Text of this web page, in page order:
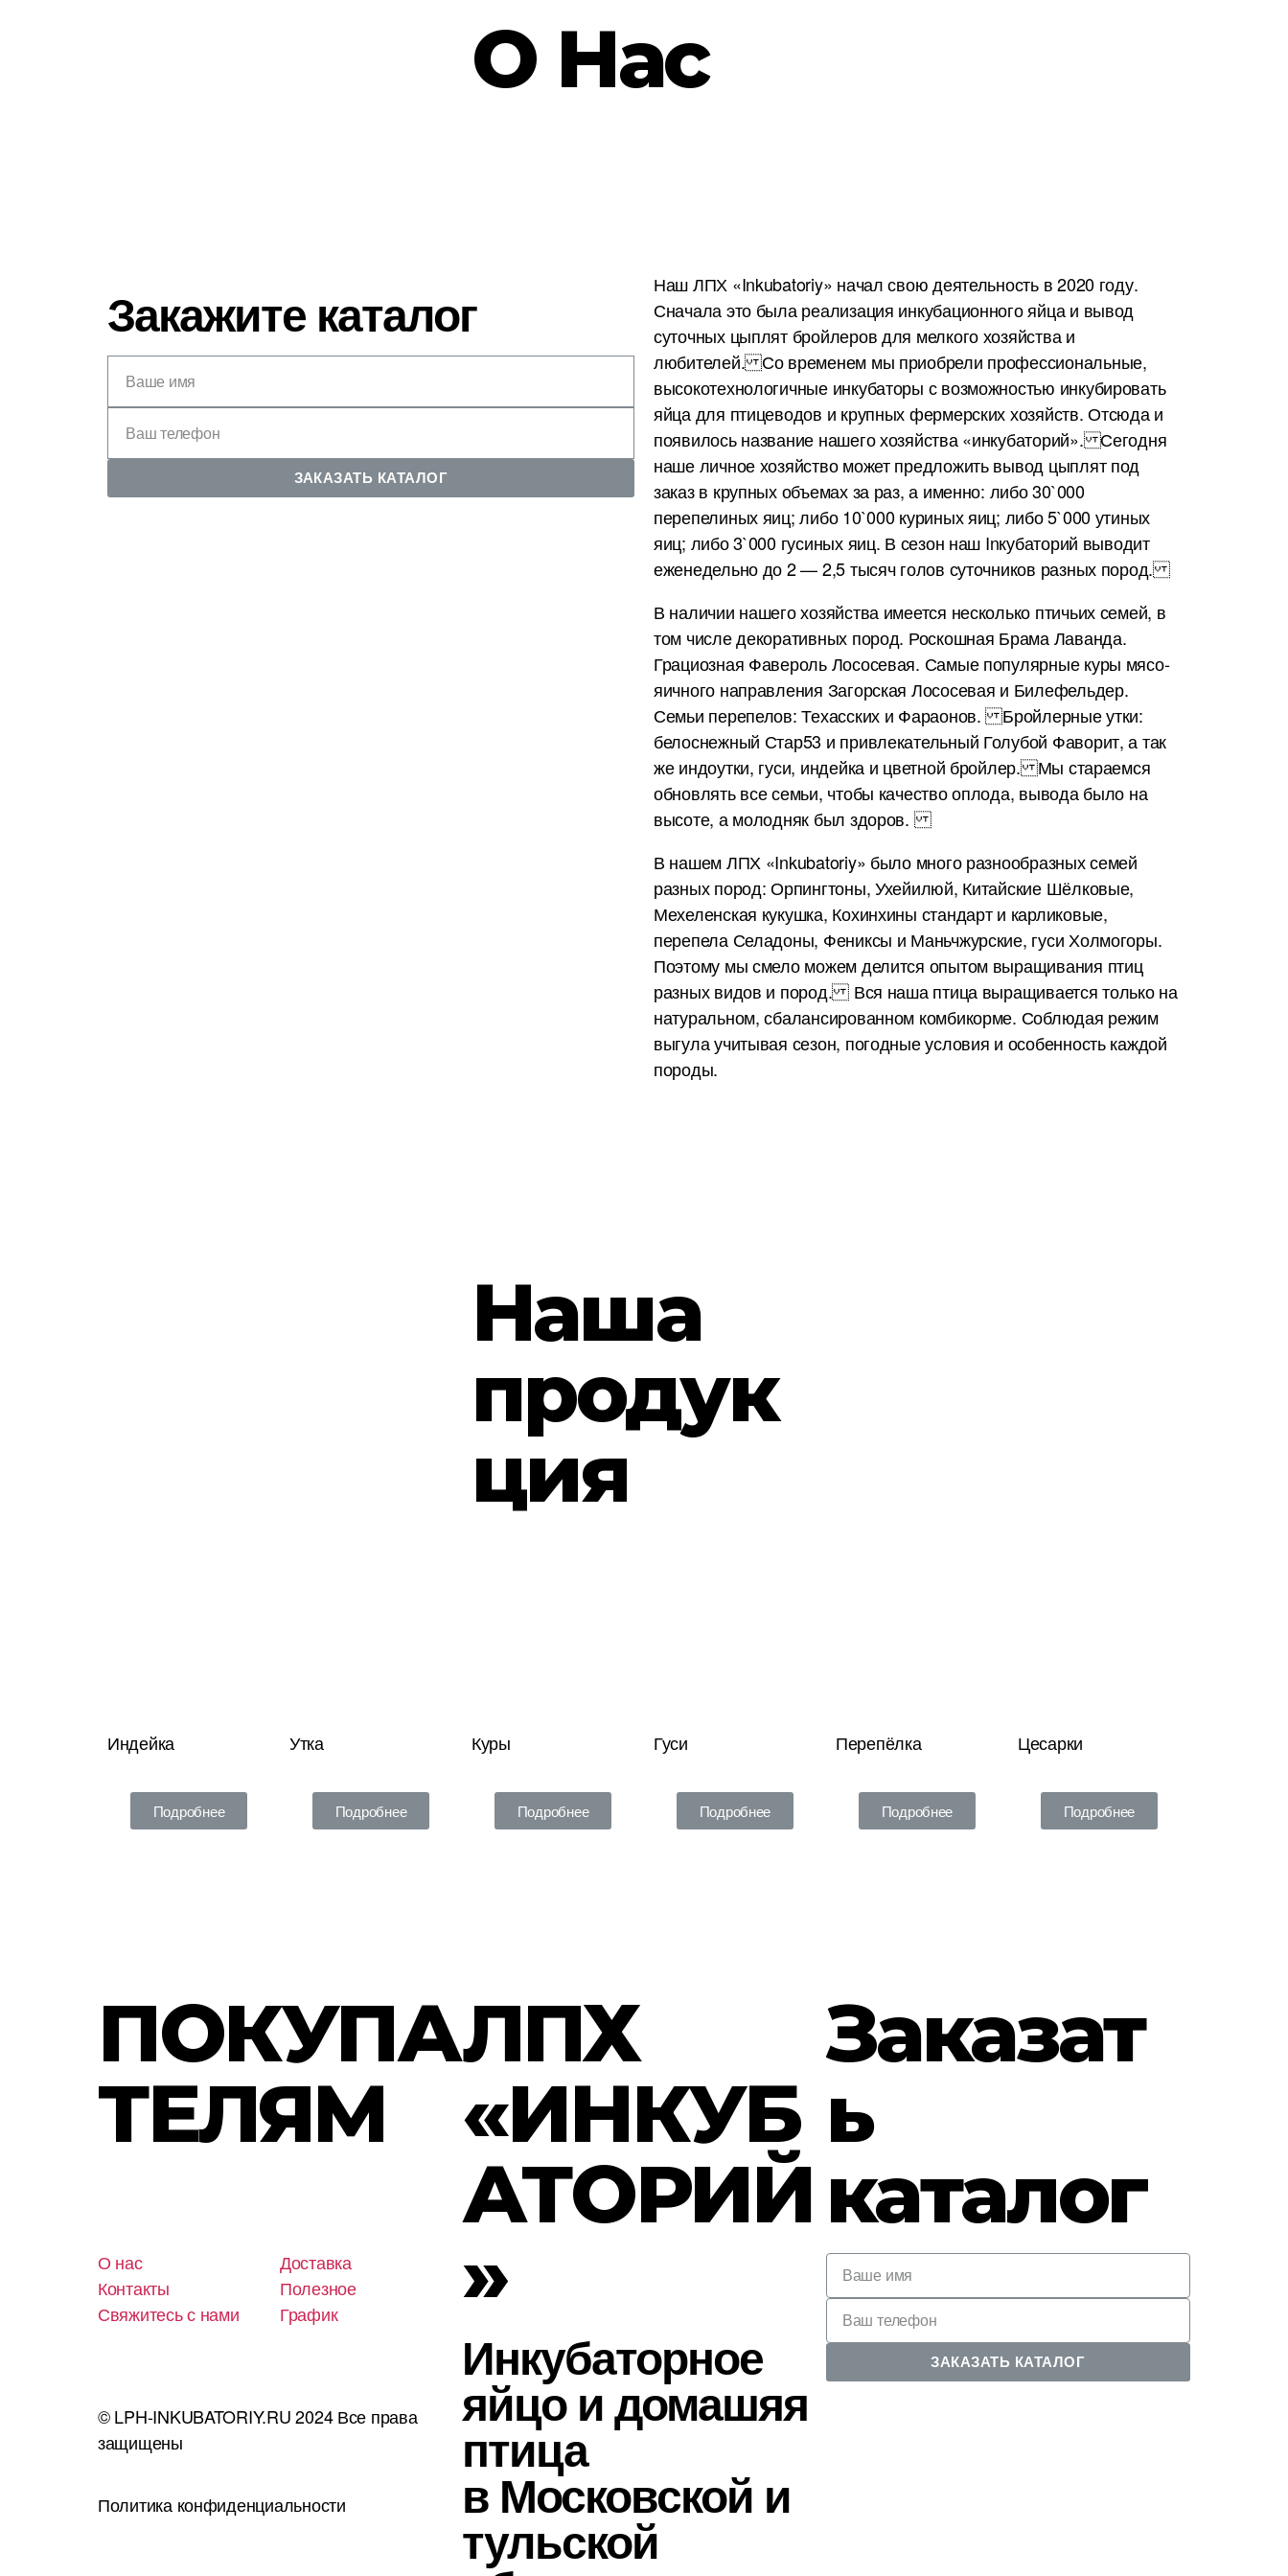
О Нас
Закажите каталог
ЗАКАЗАТЬ КАТАЛОГ
Наш ЛПХ «Inkubatoriy» начал свою деятельность в 2020 году.
Сначала это была реализация инкубационного яйца и вывод
суточных цыплят бройлеров для мелкого хозяйства и
любителей. Со временем мы приобрели профессиональные,
высокотехнологичные инкубаторы с возможностью инкубировать
яйца для птицеводов и крупных фермерских хозяйств. Отсюда и
появилось название нашего хозяйства «инкубаторий». Сегодня
наше личное хозяйство может предложить вывод цыплят под
заказ в крупных объемах за раз, а именно: либо 30`000
перепелиных яиц; либо 10`000 куриных яиц; либо 5`000 утиных
яиц; либо 3`000 гусиных яиц. В сезон наш Inкубаторий выводит
еженедельно до 2 — 2,5 тысяч голов суточников разных пород.
В наличии нашего хозяйства имеется несколько птичьих семей, в
том числе декоративных пород. Роскошная Брама Лаванда.
Грациозная Фавероль Лососевая. Самые популярные куры мясо-
яичного направления Загорская Лососевая и Билефельдер.
Семьи перепелов: Техасских и Фараонов. Бройлерные утки:
белоснежный Стар53 и привлекательный Голубой Фаворит, а так
же индоутки, гуси, индейка и цветной бройлер. Мы стараемся
обновлять все семьи, чтобы качество оплода, вывода было на
высоте, а молодняк был здоров.
В нашем ЛПХ «Inkubatoriy» было много разнообразных семей
разных пород: Орпингтоны, Ухейилюй, Китайские Шёлковые,
Мехеленская кукушка, Кохинхины стандарт и карликовые,
перепела Селадоны, Фениксы и Маньчжурские, гуси Холмогоры.
Поэтому мы смело можем делится опытом выращивания птиц
разных видов и пород. Вся наша птица выращивается только на
натуральном, сбалансированном комбикорме. Соблюдая режим
выгула учитывая сезон, погодные условия и особенность каждой
породы.
Наша
продук
ция
Индейка
Подробнее
Утка
Подробнее
Куры
Подробнее
Гуси
Подробнее
Перепёлка
Подробнее
Цесарки
Подробнее
ПОКУПА
ТЕЛЯМ
О нас
Контакты
Свяжитесь с нами
Доставка
Полезное
График
© LPH-INKUBATORIY.RU 2024 Все права
защищены
Политика конфиденциальности
ЛПХ
«ИНКУБ
АТОРИЙ
»
Инкубаторное
яйцо и домашяя
птица
в Московской и
тульской
Заказат
ь
каталог
ЗАКАЗАТЬ КАТАЛОГ